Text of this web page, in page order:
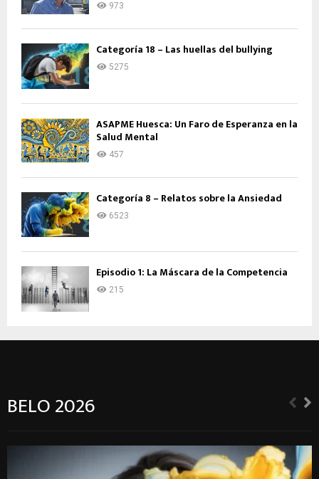
973
Categoría 18 – Las huellas del bullying
5275
ASAPME Huesca: Un Faro de Esperanza en la
Salud Mental
457
Categoría 8 – Relatos sobre la Ansiedad
6523
Episodio 1: La Máscara de la Competencia
215
BELO 2026